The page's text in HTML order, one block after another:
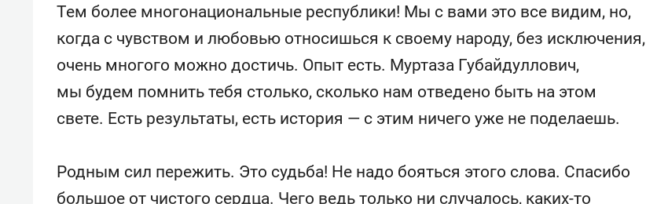
Тем более многонациональные республики! Мы с вами это все видим, но,
когда с чувством и любовью относишься к своему народу, без исключения,
очень многого можно достичь. Опыт есть. Муртаза Губайдуллович,
мы будем помнить тебя столько, сколько нам отведено быть на этом
свете. Есть результаты, есть история — с этим ничего уже не поделаешь.
Родным сил пережить. Это судьба! Не надо бояться этого слова. Спасибо
большое от чистого сердца. Чего ведь только ни случалось, каких-то